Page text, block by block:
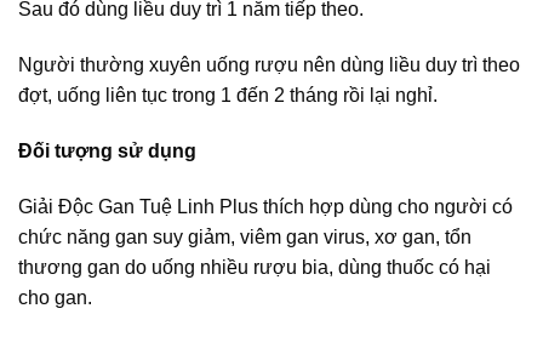
Sau đó dùng liều duy trì 1 năm tiếp theo.
Người thường xuyên uống rượu nên dùng liều duy trì theo
đợt, uống liên tục trong 1 đến 2 tháng rồi lại nghỉ.
Đối tượng sử dụng
Giải Độc Gan Tuệ Linh Plus thích hợp dùng cho người có
chức năng gan suy giảm, viêm gan virus, xơ gan, tổn
thương gan do uống nhiều rượu bia, dùng thuốc có hại
cho gan.